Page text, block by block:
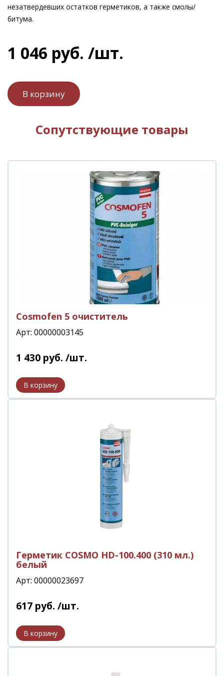
незатвердевших остатков герметиков, а также смолы/
битума.
1 046 руб. /шт.
Сопутствующие товары
Сosmofen 5 очиститель
Арт: 00000003145
1 430 руб. /шт.
Герметик COSMO HD-100.400 (310 мл.)
белый
Арт: 00000023697
617 руб. /шт.